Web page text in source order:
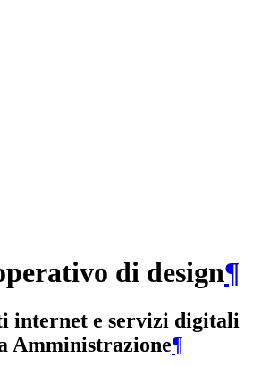
di design¶
internet e servizi digitali
Amministrazione¶